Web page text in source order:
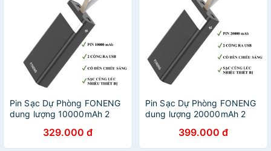
Pin Sạc Dự Phòng FONENG
dung lượng 10000mAh 2
LED Chiếu sáng
329.000 đ
Pin Sạc Dự Phòng FONENG
dung lượng 20000mAh 2
LED Chiếu sáng
399.000 đ